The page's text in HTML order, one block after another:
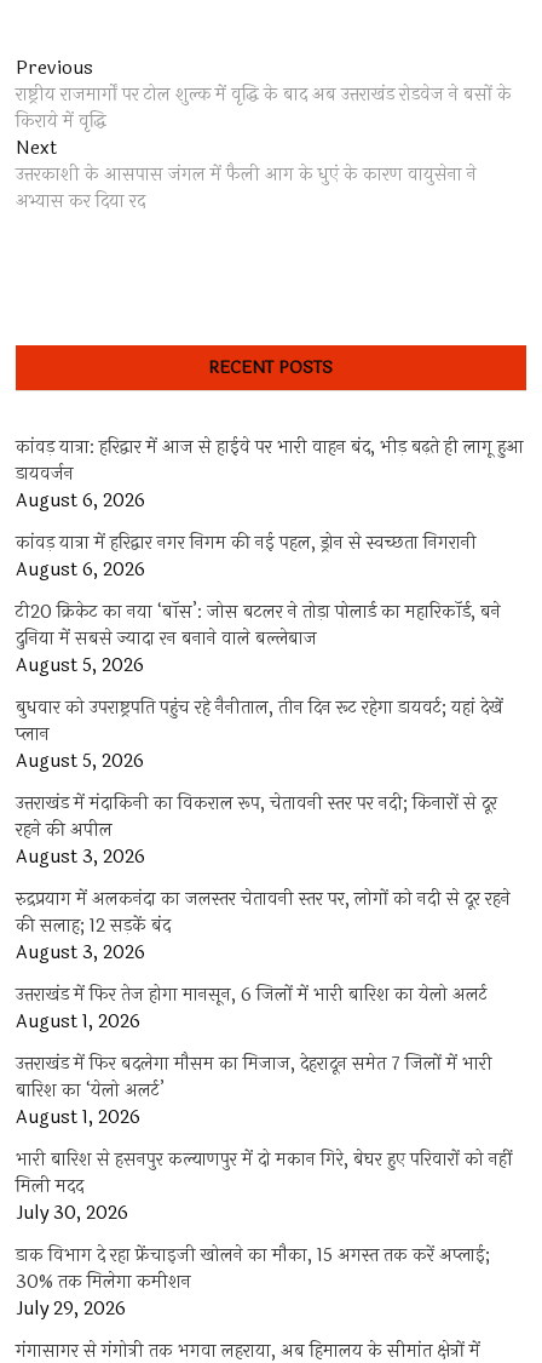
Post
navigation
Previous
post:
राष्ट्रीय राजमार्गों पर टोल शुल्क में वृद्धि के बाद अब उत्तराखंड रोडवेज ने बसों के
किराये में वृद्धि
NextNext
post:
उत्तरकाशी के आसपास जंगल में फैली आग के धुएं के कारण वायुसेना ने
अभ्यास कर दिया रद
RECENT POSTS
कांवड़ यात्रा: हरिद्वार में आज से हाईवे पर भारी वाहन बंद, भीड़ बढ़ते ही लागू हुआ
डायवर्जन
August 6, 2026
कांवड़ यात्रा में हरिद्वार नगर निगम की नई पहल, ड्रोन से स्वच्छता निगरानी
August 6, 2026
टी20 क्रिकेट का नया ‘बॉस’: जोस बटलर ने तोड़ा पोलार्ड का महारिकॉर्ड, बने
दुनिया में सबसे ज्यादा रन बनाने वाले बल्लेबाज
August 5, 2026
बुधवार को उपराष्ट्रपति पहुंच रहे नैनीताल, तीन दिन रूट रहेगा डायवर्ट; यहां देखें
प्‍लान
August 5, 2026
उत्तराखंड में मंदाकिनी का विकराल रूप, चेतावनी स्तर पर नदी; किनारों से दूर
रहने की अपील
August 3, 2026
रुद्रप्रयाग में अलकनंदा का जलस्तर चेतावनी स्तर पर, लोगों को नदी से दूर रहने
की सलाह; 12 सड़कें बंद
August 3, 2026
उत्तराखंड में फिर तेज होगा मानसून, 6 जिलों में भारी बारिश का येलो अलर्ट
August 1, 2026
उत्तराखंड में फिर बदलेगा मौसम का मिजाज, देहरादून समेत 7 जिलों में भारी
बारिश का ‘येलो अलर्ट’
August 1, 2026
भारी बारिश से हसनपुर कल्याणपुर में दो मकान गिरे, बेघर हुए परिवारों को नहीं
मिली मदद
July 30, 2026
डाक विभाग दे रहा फ्रेंचाइजी खोलने का मौका, 15 अगस्त तक करें अप्लाई;
30% तक मिलेगा कमीशन
July 29, 2026
गंगासागर से गंगोत्री तक भगवा लहराया, अब हिमालय के सीमांत क्षेत्रों में